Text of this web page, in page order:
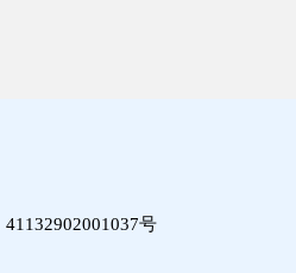
41132902001037号